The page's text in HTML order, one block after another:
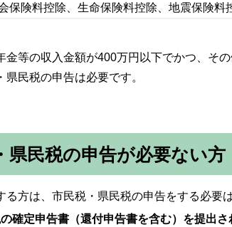
会保険料控除、生命保険料控除、地震保険
金等の収入金額が400万円以下でかつ、そ
県民税の申告は必要です。
県民税の申告が必要ない方
方は、市民税・県民税の申告をする必要は
の確定申告書（還付申告書を含む）を提出さ